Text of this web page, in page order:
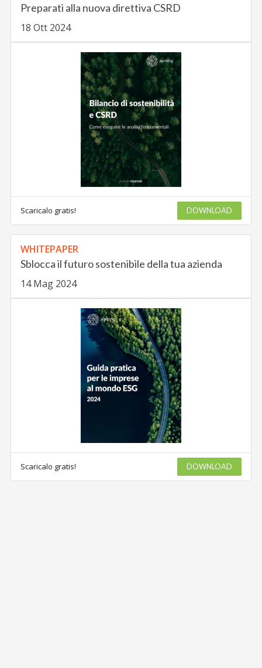
Preparati alla nuova direttiva CSRD
18 Ott 2024
Scaricalo gratis! DOWNLOAD
WHITEPAPER
Sblocca il futuro sostenibile della tua azienda
14 Mag 2024
Scaricalo gratis! DOWNLOAD